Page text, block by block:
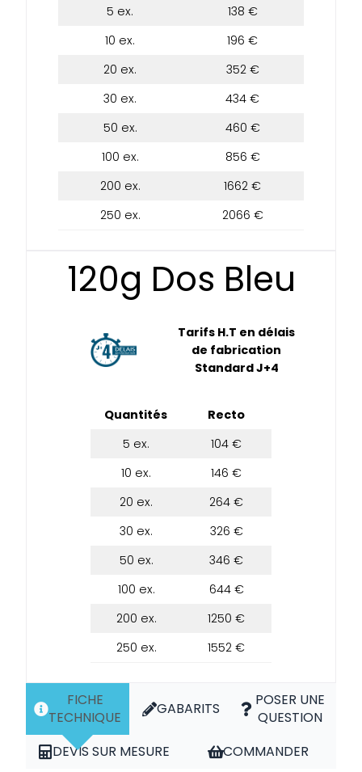
5 ex.
138 €
10 ex.
196 €
20 ex.
352 €
30 ex.
434 €
50 ex.
460 €
100 ex.
856 €
200 ex.
1662 €
250 ex.
2066 €
120g Dos Bleu
Tarifs H.T en délais
de fabrication
Standard J+4
Quantités
Recto
5 ex.
104 €
10 ex.
146 €
20 ex.
264 €
30 ex.
326 €
50 ex.
346 €
100 ex.
644 €
200 ex.
1250 €
250 ex.
1552 €
FICHE
TECHNIQUE
GABARITS
POSER UNE
QUESTION
DEVIS SUR MESURE
COMMANDER